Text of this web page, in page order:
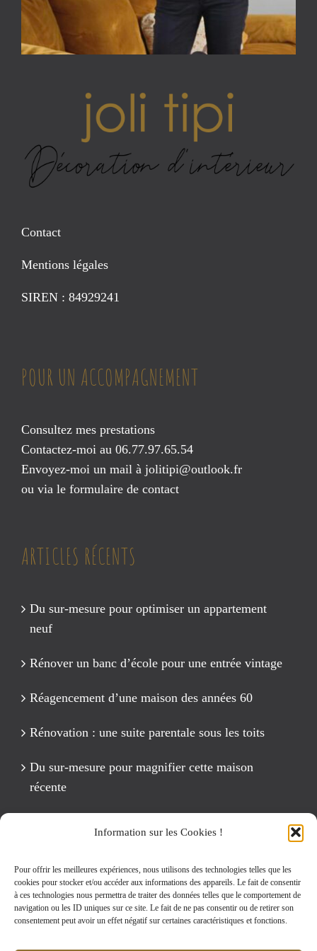
Information sur les Cookies !
Pour offrir les meilleures expériences, nous utilisons des technologies telles que les
cookies pour stocker et/ou accéder aux informations des appareils. Le fait de consentir
à ces technologies nous permettra de traiter des données telles que le comportement de
navigation ou les ID uniques sur ce site. Le fait de ne pas consentir ou de retirer son
consentement peut avoir un effet négatif sur certaines caractéristiques et fonctions.
Contact
Mentions légales
SIREN : 84929241
POUR UN ACCOMPAGNEMENT
Consultez mes prestations
Contactez-moi au 06.77.97.65.54
Envoyez-moi un mail à jolitipi@outlook.fr
ou via le formulaire de contact
ARTICLES RÉCENTS
Du sur-mesure pour optimiser un appartement
neuf
Rénover un banc d’école pour une entrée vintage
Réagencement d’une maison des années 60
Rénovation : une suite parentale sous les toits
Du sur-mesure pour magnifier cette maison
récente
Rechercher: